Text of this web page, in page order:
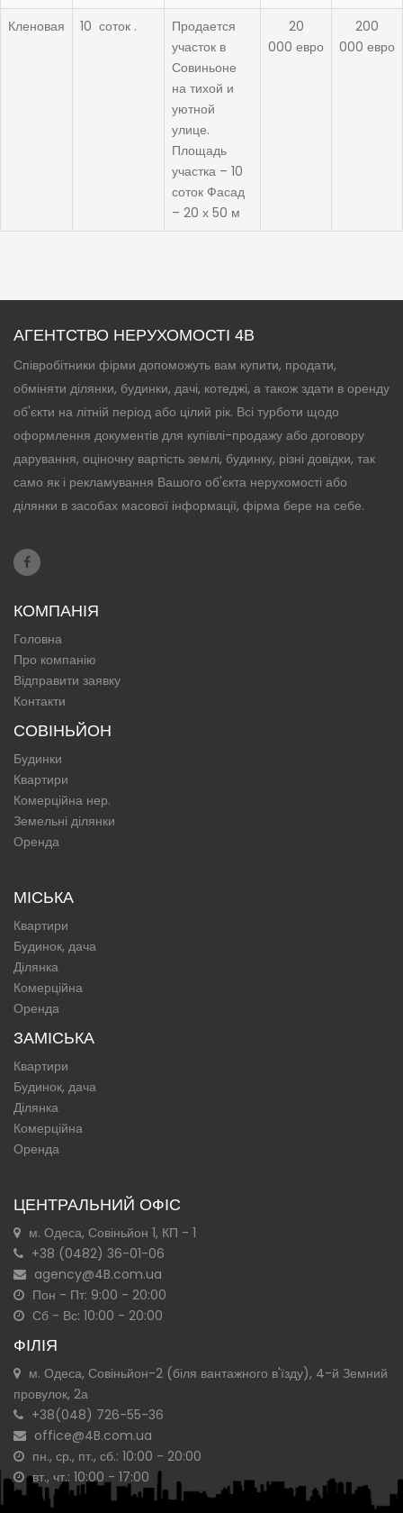
Кленовая
10 соток .
Продается
участок в
Совиньоне
на тихой и
уютной
улице.
Площадь
участка – 10
соток Фасад
– 20 х 50 м
20
000 евро
200
000 евро
АГЕНТСТВО НЕРУХОМОСТІ 4B
Співробітники фірми допоможуть вам купити, продати,
обміняти ділянки, будинки, дачі, котеджі, а також здати в оренду
об'єкти на літній період або цілий рік. Всі турботи щодо
оформлення документів для купівлі-продажу або договору
дарування, оціночну вартість землі, будинку, різні довідки, так
само як і рекламування Вашого об'єкта нерухомості або
ділянки в засобах масової інформації, фірма бере на себе.
КОМПАНІЯ
Головна
Про компанію
Відправити заявку
Контакти
СОВІНЬЙОН
Будинки
Квартири
Комерційна нер.
Земельні ділянки
Оренда
МІСЬКА
Квартири
Будинок, дача
Ділянка
Комерційна
Оренда
ЗАМІСЬКА
Квартири
Будинок, дача
Ділянка
Комерційна
Оренда
ЦЕНТРАЛЬНИЙ ОФІС
м. Одеса, Совіньйон 1, КП - 1
+38 (0482) 36-01-06
agency@4B.com.ua
Пон - Пт: 9:00 - 20:00
Сб - Вс: 10:00 - 20:00
ФІЛІЯ
м. Одеса, Совіньйон-2 (біля вантажного в'їзду), 4-й Земний
провулок, 2а
+38(048) 726-55-36
office@4B.com.ua
пн., ср., пт., сб.: 10:00 - 20:00
вт., чт.: 10:00 - 17:00